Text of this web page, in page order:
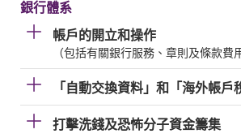
銀行體系
帳戶的開立和操作
（包括有關銀行服務、章則及條款費
「自動交換資料」和「海外帳戶
打擊洗錢及恐怖分子資金籌集